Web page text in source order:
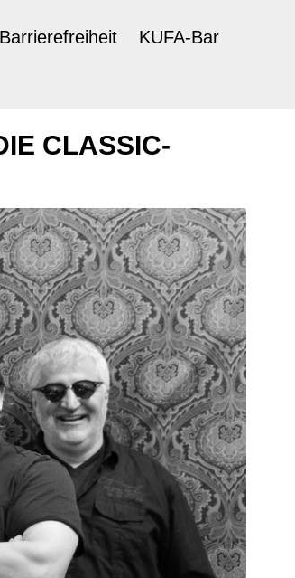
Barrierefreiheit
KUFA-Bar
CLASSIC-